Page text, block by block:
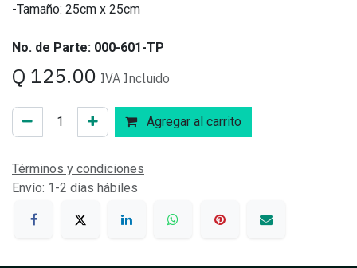
-Tamaño: 25cm x 25cm
No. de Parte: 000-601-TP
Q 125.00 IVA Incluido
Agregar al carrito
Términos y condiciones
Envío: 1-2 días hábiles